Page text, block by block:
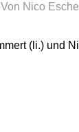
Von Nico Esche